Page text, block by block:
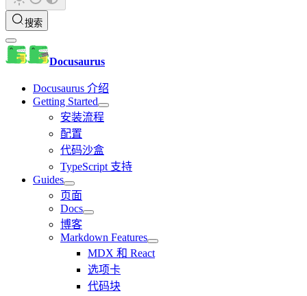
搜索
Docusaurus
Docusaurus 介绍
Getting Started
安装流程
配置
代码沙盒
TypeScript 支持
Guides
页面
Docs
博客
Markdown Features
MDX 和 React
选项卡
代码块